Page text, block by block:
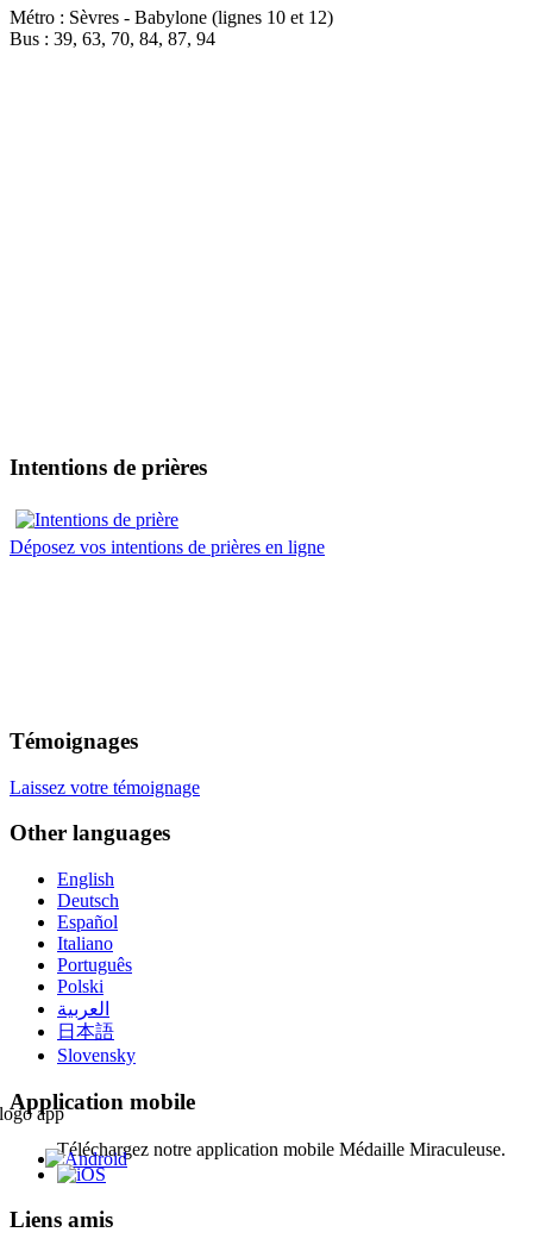
Métro : Sèvres - Babylone (lignes 10 et 12)
Bus : 39, 63, 70, 84, 87, 94
Intentions de prières
Déposez vos intentions de prières en ligne
Témoignages
Laissez votre témoignage
Other languages
English
Deutsch
Español
Italiano
Português
Polski
العربية
日本語
Slovensky
Application mobile
Téléchargez notre application mobile Médaille Miraculeuse.
Liens amis